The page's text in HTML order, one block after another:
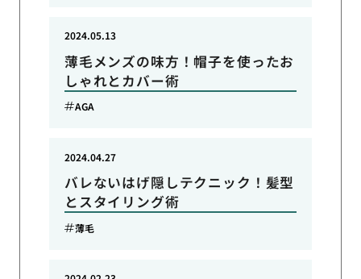
薄毛メンズの味方！帽子を使ったお
しゃれとカバー術
2024.05.13
AGA
バレないはげ隠しテクニック！髪型
とスタイリング術
2024.04.27
薄毛